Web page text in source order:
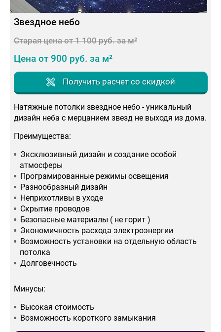
Звездное небо
Старая цена от 1 100 руб. за м²
Цена от 900 руб. за м²
Получить расчет со скидкой
Натяжные потолки звездное небо - уникальный
дизайн неба с мерцанием звезд не выходя из дома.
Преимущества:
Эксклюзивный дизайн и создание особой
атмосферы
Програмированные режимы освещения
Разнообразный дизайн
Неприхотливы в уходе
Скрытие проводов
Безопасные материалы ( не горит )
Экономичность расхода электроэнергии
Возможность установки на отдельную область
потолка
Долговечность
Минусы:
Высокая стоимость
Возможность короткого замыкания